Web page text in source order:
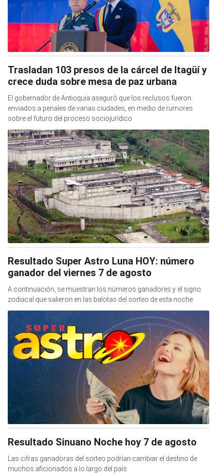
Trasladan 103 presos de la cárcel de Itagüí y
crece duda sobre mesa de paz urbana
El gobernador de Antioquia aseguró que los reclusos fueron
enviados a penales de varias ciudades, en medio de rumores
sobre el futuro del proceso sociojurídico
Resultado Super Astro Luna HOY: número
ganador del viernes 7 de agosto
A continuación, se muestran los números ganadores y el signo
zodiacal que salieron en las balotas del sorteo de esta noche
Resultado Sinuano Noche hoy 7 de agosto
Las cifras ganadoras del sorteo podrían cambiar el destino de
muchos aficionados a lo largo del país